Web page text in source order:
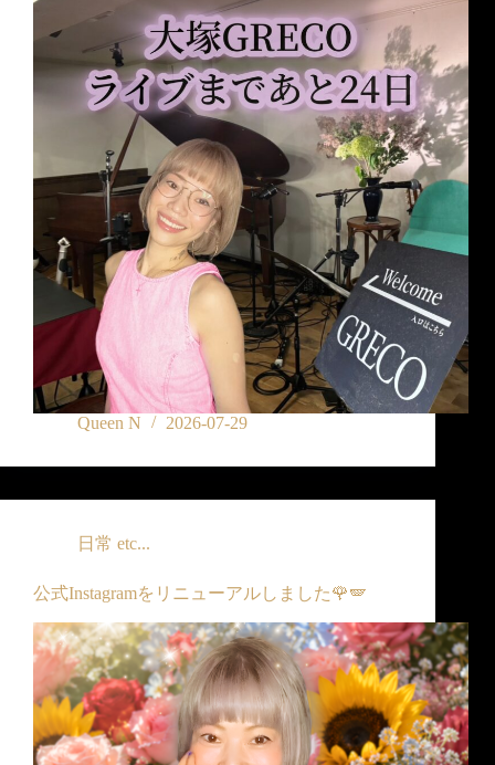
Queen N 2026-07-29
日常 etc...
公式Instagramをリニューアルしました🌹🪽